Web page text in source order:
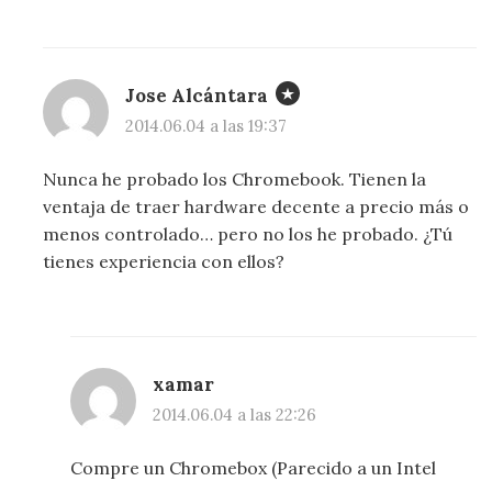
Jose Alcántara
2014.06.04 a las 19:37
Nunca he probado los Chromebook. Tienen la
ventaja de traer hardware decente a precio más o
menos controlado… pero no los he probado. ¿Tú
tienes experiencia con ellos?
xamar
2014.06.04 a las 22:26
Compre un Chromebox (Parecido a un Intel